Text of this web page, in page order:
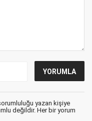
yazan kişiye
değildir. Her bir yorum